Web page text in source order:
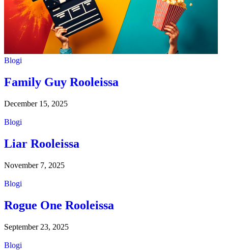
Blogi
Family Guy Rooleissa
December 15, 2025
Blogi
Liar Rooleissa
November 7, 2025
Blogi
Rogue One Rooleissa
September 23, 2025
Blogi